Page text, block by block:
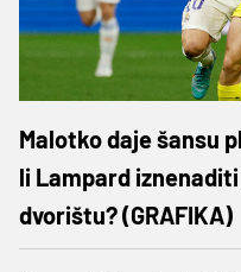
Malotko daje šansu
li Lampard
dvorištu? (GRAFIKA)